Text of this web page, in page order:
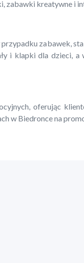
zabawki kreatywne i
zabawek,
i klapki dla dzieci,
oferując
w Biedronce na